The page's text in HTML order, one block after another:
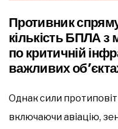
Противник
кількість БПЛА з
по критичній
важливих
Однак сили
включаючи авіацію,